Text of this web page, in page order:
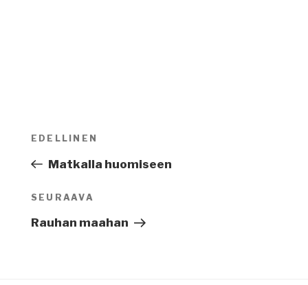
Artikkelien
Edellinen
artikkeli
EDELLINEN
Matkalla huomiseen
Seuraava
artikkeli
SEURAAVA
Rauhan maahan